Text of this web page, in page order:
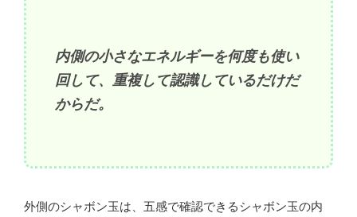
内側の小さなエネルギーを何度も使い
回して、重複して認識しているだけだ
からだ。
外側のシャボン玉は、五感で確認できるシャボン玉の内